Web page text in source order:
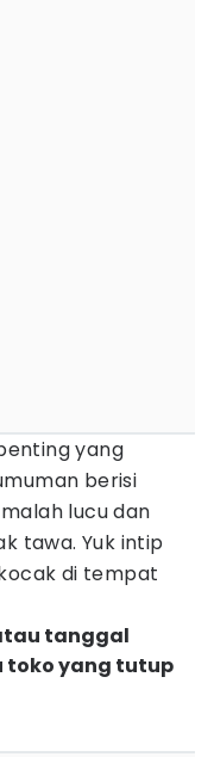
yang
berisi
lucu dan
tawa. Yuk intip
di tempat
tanggal
toko yang tutup